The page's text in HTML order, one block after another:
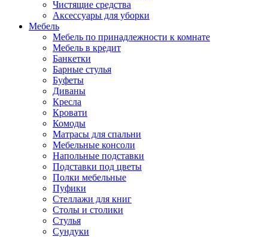
Чистящие средства
Аксессуары для уборки
Мебель
Мебель по принадлежности к комнате
Мебель в кредит
Банкетки
Барные стулья
Буфеты
Диваны
Кресла
Кровати
Комоды
Матрасы для спальни
Мебельные консоли
Напольные подставки
Подставки под цветы
Полки мебельные
Пуфики
Стеллажи для книг
Столы и столики
Стулья
Сундуки